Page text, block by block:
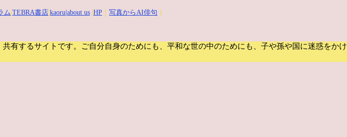
ム TEBRA書店 kaoru |about us HP 写真からAI俳句
有するサイトです。
ご自分自身のためにも、平和な世の中のためにも、子や孫や国に迷惑をかけ